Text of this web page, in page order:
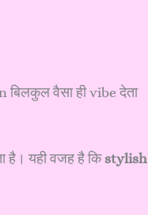
बिलकुल वैसा ही vibe देता
है। यही वजह है किstylish